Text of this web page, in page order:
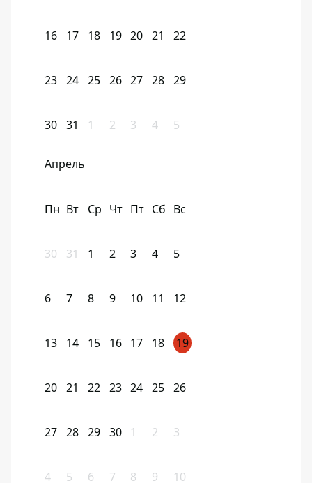
16 17 18 19 20 21 22
23 24 25 26 27 28 29
30 31 1 2 3 4 5
Апрель
Пн Вт Ср Чт Пт Сб Вс
30 31 1 2 3 4 5
6 7 8 9 10 11 12
13 14 15 16 17 18 19
20 21 22 23 24 25 26
27 28 29 30 1 2 3
4 5 6 7 8 9 10